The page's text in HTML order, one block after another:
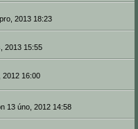
2013 18:23
2013 15:55
2012 16:00
13 úno, 2012 14:58